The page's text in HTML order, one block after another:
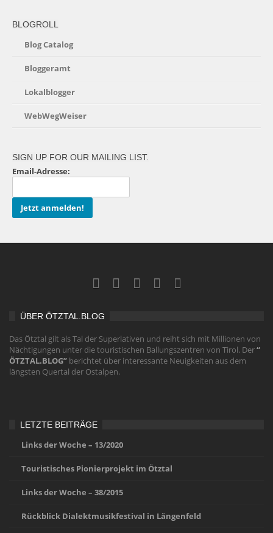
BLOGROLL
Blog Catalog
Bloggeramt
Lokalblogger
WebWegWeiser
SIGN UP FOR OUR MAILING LIST.
Email-Adresse:
ÜBER ÖTZTAL.BLOG
Das Ötztal gilt als Tal der Superlativen und reiht sich mit Millionen von
Nächtigungen unter die touristischen Ballungszentren von Tirol. Der“
ÖTZTAL.BLOG” berichtet über interessante Neuigkeiten aus dem
längsten Quertal der Ostalpen.
LETZTE BEITRÄGE
Links der Woche – 13/2020
Touristisches Pionierprojekt im Ötztal
Links der Woche – 38/2015
Rückblick Dialektmusikfestival in Längenfeld